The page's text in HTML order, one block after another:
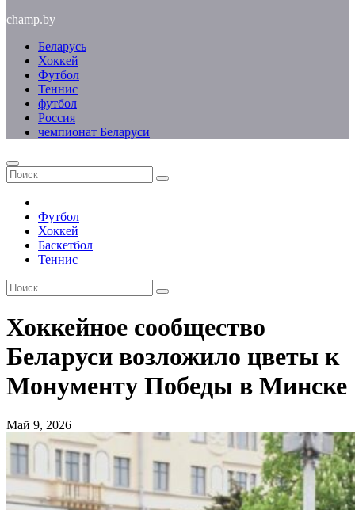
champ.by
Беларусь
Хоккей
Футбол
Теннис
футбол
Россия
чемпионат Беларуси
Футбол
Хоккей
Баскетбол
Теннис
Хоккейное сообщество
Беларуси возложило цветы к
Монументу Победы в Минске
Май 9, 2026